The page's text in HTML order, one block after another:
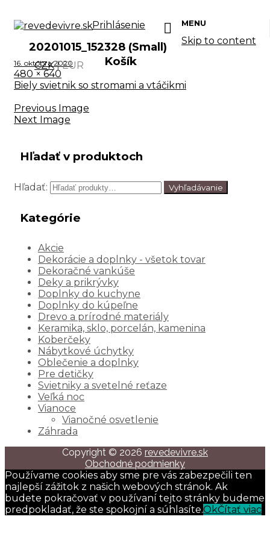
Prihlásenie
Košík
CZK|EUR
MENU
Skip to content
20201015_152328 (Small)
16. októbra 2020
480 × 640
Biely svietnik so stromami a vtáčikmi
Previous Image
Next Image
Hľadať v produktoch
Hľadať: Vyhľadávanie
Kategórie
Akcie
Dekorácie a doplnky - všetok tovar
Dekoračné vankúše
Deky a prikrývky
Doplnky do kuchyne
Doplnky do kúpeľne
Drevo a prírodné materiály
Keramika, sklo, porcelán, kamenina
Koberčeky
Nábytkové úchytky
Oblečenie a doplnky
Pre detičky
Svietniky a svetelné reťaze
Veľká noc
Vianoce
Vianočné osvetlenie
Záhrada
Copyright © 2026 revedevivre.sk
Obchodné podmienky
Používame cookies aby sme pre vás zabezpečili ten
najlepší zážitok z našich webových stránok. Ak
budete pokračovať v používaní tejto stránky budeme
predpokladať, že ste spokojní a súhlasíte.OkČítať viac